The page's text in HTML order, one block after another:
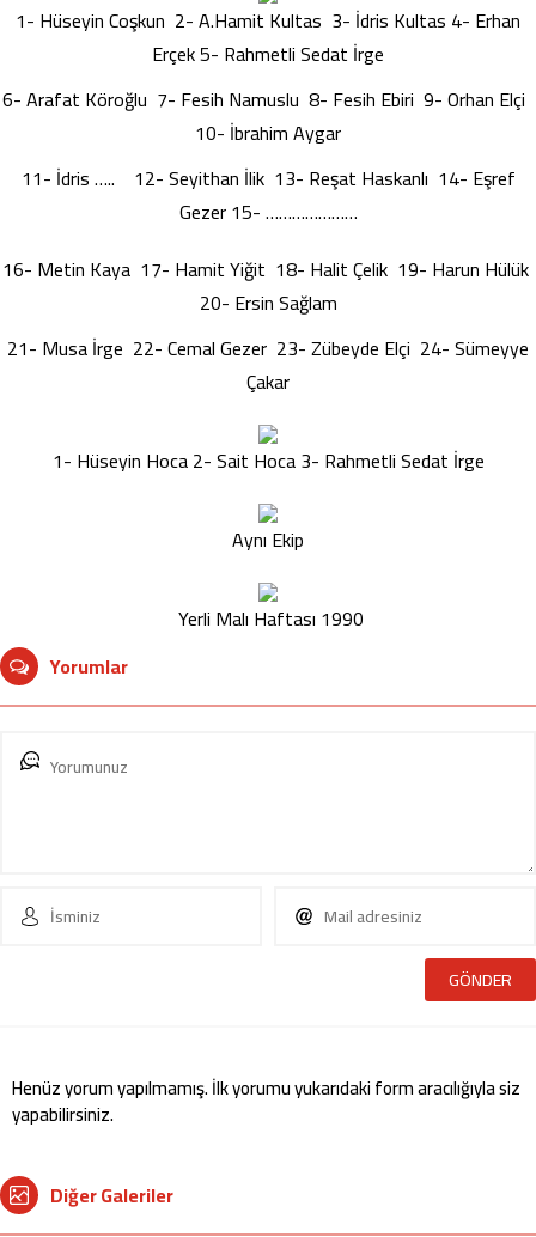
1- Hüseyin Coşkun 2- A.Hamit Kultas 3- İdris Kultas 4- Erhan
Erçek 5- Rahmetli Sedat İrge
6- Arafat Köroğlu 7- Fesih Namuslu 8- Fesih Ebiri 9- Orhan Elçi
10- İbrahim Aygar
11- İdris ….. 12- Seyithan İlik 13- Reşat Haskanlı 14- Eşref
Gezer 15- …………………
16- Metin Kaya 17- Hamit Yiğit 18- Halit Çelik 19- Harun Hülük
20- Ersin Sağlam
21- Musa İrge 22- Cemal Gezer 23- Zübeyde Elçi 24- Sümeyye
Çakar
1- Hüseyin Hoca 2- Sait Hoca 3- Rahmetli Sedat İrge
Aynı Ekip
Yerli Malı Haftası 1990
Yorumlar
Henüz yorum yapılmamış. İlk yorumu yukarıdaki form aracılığıyla siz
yapabilirsiniz.
Diğer Galeriler